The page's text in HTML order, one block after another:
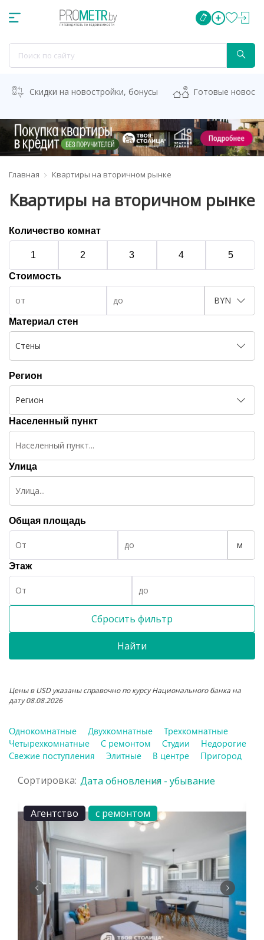
Скидки на новостройки, бонусы Готовые
Главная Квартиры на вторичном рынке
Квартиры на вторичном рынке
Количество комнат
1 2 3 4 5
Стоимость
BYN
Материал стен
Стены
Регион
Регион
Населенный пункт
Улица
Общая площадь
м
Этаж
Сбросить фильтр
Найти
Цены в USD указаны справочно по курсу Национального банка на
дату 08.08.2026
Однокомнатные Двухкомнатные
Трехкомнатные
Четырехкомнатные
С ремонтом Студии
Недорогие
Свежие поступления
Элитные В центре Пригород
Сортировка: Дата обновления - убывание
Агентство с ремонтом